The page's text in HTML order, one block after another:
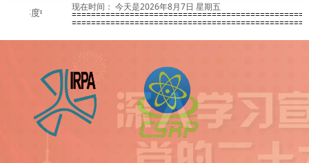
2026-04-17
关于开展2026年度中国辐射防护学会科学技术奖申报工作的通知 第七届亚洲大洋洲辐射防护大会(AOCRP-7)暨中国辐射防护学会
现在时间： 今天是2026年8月7日 星期五